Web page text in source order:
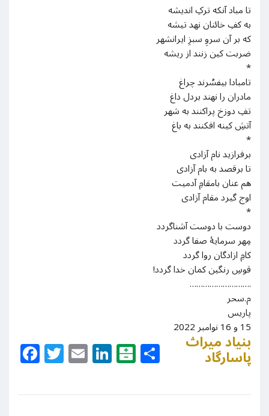
تا مباد آنکه ترکِ اندیشه
به کفِ خائنان نهد تیشه
که بر آن سروِ سبزِ ایرانشهر
ضربت کین زنند از ریشه
*
تامبادا بیفسُرند چراغ
مادران را نهند بردل داغ
تفِ دوزخ پراکنند به شهر
آتشِ کینه افکنند به باغ
*
برفرازید نام آزادی
تا برقصد به بام آزادی
هم عنان بامقامِ آدمیت
اوج گیرد مقام آزادی
*
دوست با دوست آشناگردد
مِهر سرمایۀ صفا گردد
کامِ ازادگان روا گردد
قوسِ رنگین کمان خدا گردد!
……………………….
م.سحر
پاریس
15 و 16 نوامبر 2022
Facebook
Twitter
EmailLinkedIn
Balatarin
Share
بنیاد میراث
پاسارگاد